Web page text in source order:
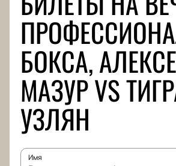
БОКСА,
МАЗУР VS
УЗЛЯН
Имя